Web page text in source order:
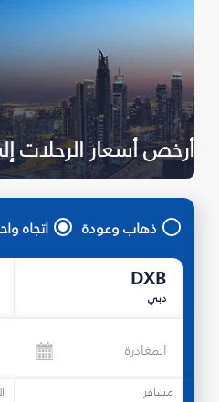
أرخص أسعار الرحلات
ذهاب وعودة اتجاه
DXB
دبي
المغادرة
مسافر